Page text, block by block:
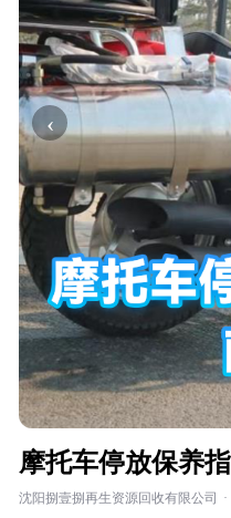
‹
摩托车停放保养
沈阳捌壹捌再生资源回收有限公司 ·